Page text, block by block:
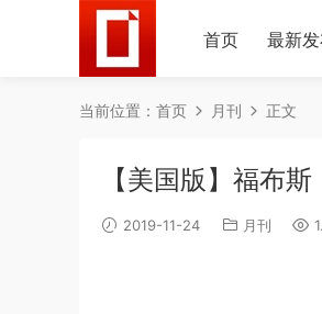
首页 最新
当前位置： 首页 月刊 正文
【美国版】福布
2019-11-24 月刊